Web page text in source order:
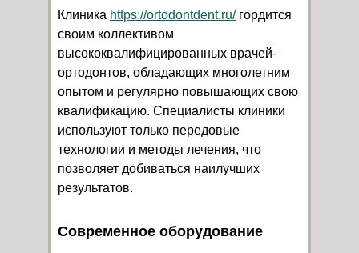
Клиника https://ortodontdent.ru/гордится
своим коллективом
высококвалифицированных врачей-
ортодонтов, обладающих многолетним
опытом и регулярно повышающих свою
квалификацию. Специалисты клиники
используют только передовые
технологии и методы лечения, что
позволяет добиваться наилучших
результатов.
Современное оборудование